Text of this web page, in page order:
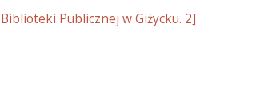
Publicznej w Giżycku. 2]